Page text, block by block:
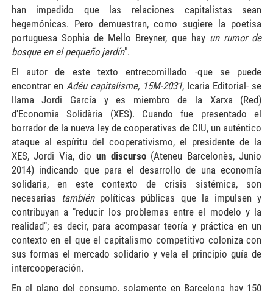
han impedido que las relaciones capitalistas sean
hegemónicas. Pero demuestran, como sugiere la poetisa
portuguesa Sophia de Mello Breyner, que hay un rumor de
bosque en el pequeño jardín".
El autor de este texto entrecomillado -que se puede
encontrar en Adéu capitalisme, 15M-2031, Icaria Editorial- se
llama Jordi García y es miembro de la Xarxa (Red)
d'Economia Solidària (XES). Cuando fue presentado el
borrador de la nueva ley de cooperativas de CIU, un auténtico
ataque al espíritu del cooperativismo, el presidente de la
XES, Jordi Via, dio un discurso(Ateneu Barcelonès, Junio
2014) indicando que para el desarrollo de una economía
solidaria, en este contexto de crisis sistémica, son
necesarias tambiénpolíticas públicas que la impulsen y
contribuyan a "reducir los problemas entre el modelo y la
realidad"; es decir, para acompasar teoría y práctica en un
contexto en el que el capitalismo competitivo coloniza con
sus formas el mercado solidario y vela el principio guía de
intercooperación.
En el plano del consumo, solamente en Barcelona hay 150